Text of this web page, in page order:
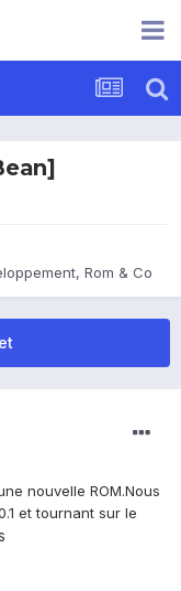
Rom & Co
nouvelle ROM.Nous
et tournant sur le